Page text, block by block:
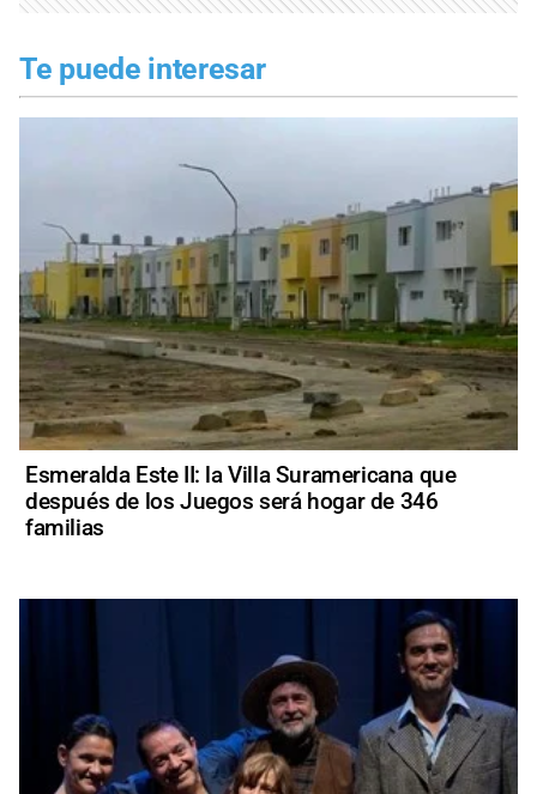
Te puede interesar
Esmeralda Este II: la Villa Suramericana que
después de los Juegos será hogar de 346
familias